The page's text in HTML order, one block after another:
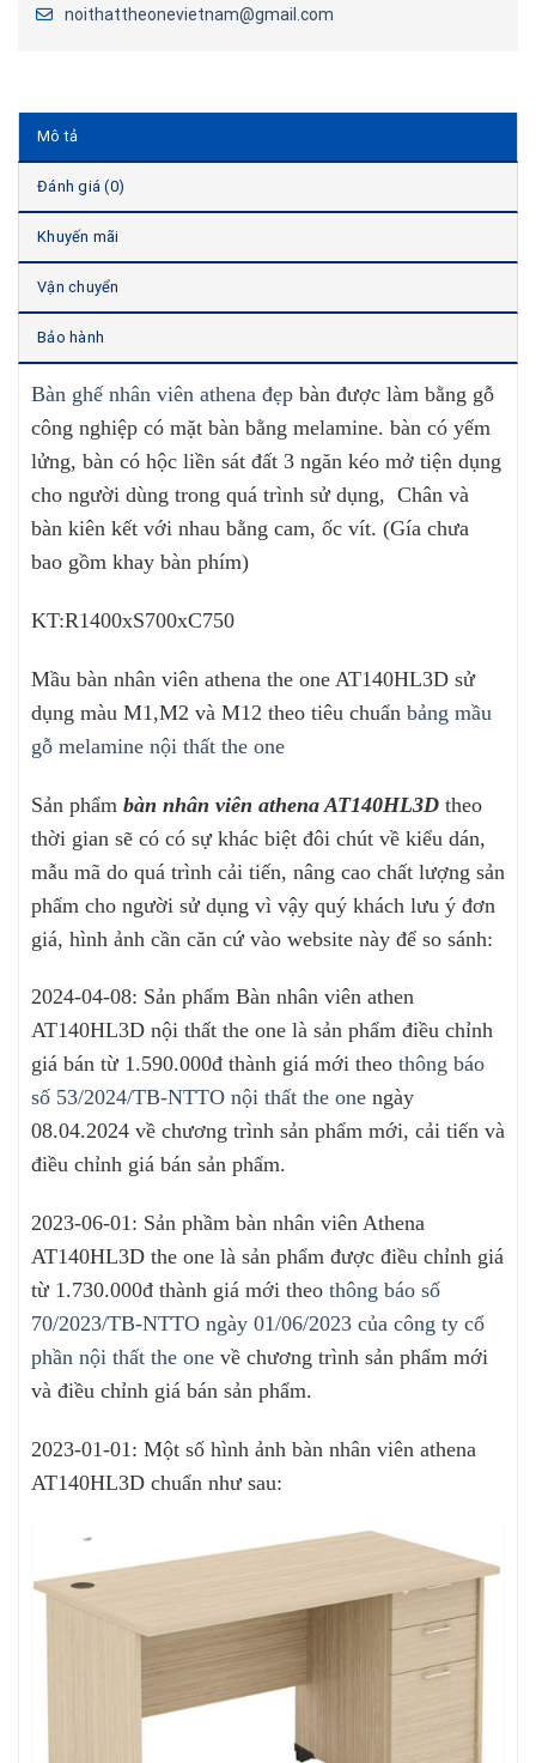
noithattheonevietnam@gmail.com
Mô tả
Đánh giá (0)
Khuyến mãi
Vận chuyển
Bảo hành
Bàn ghế nhân viên athena đẹp bàn được làm bằng gỗ
công nghiệp có mặt bàn bằng melamine. bàn có yếm
lửng, bàn có hộc liền sát đất 3 ngăn kéo mở tiện dụng
cho người dùng trong quá trình sử dụng, Chân và
bàn kiên kết với nhau bằng cam, ốc vít. (Gía chưa
bao gồm khay bàn phím)
KT:R1400xS700xC750
Mầu bàn nhân viên athena the one AT140HL3D sử
dụng màu M1,M2 và M12 theo tiêu chuẩn bảng mầu
gỗ melamine nội thất the one
Sản phẩm bàn nhân viên athena AT140HL3D theo
thời gian sẽ có có sự khác biệt đôi chút về kiểu dán,
mẫu mã do quá trình cải tiến, nâng cao chất lượng sản
phẩm cho người sử dụng vì vậy quý khách lưu ý đơn
giá, hình ảnh cần căn cứ vào website này để so sánh:
2024-04-08: Sản phẩm Bàn nhân viên athen
AT140HL3D nội thất the one là sản phẩm điều chỉnh
giá bán từ 1.590.000đ thành giá mới theo thông báo
số 53/2024/TB-NTTO nội thất the one ngày
08.04.2024 về chương trình sản phẩm mới, cải tiến và
điều chỉnh giá bán sản phẩm.
2023-06-01: Sản phầm bàn nhân viên Athena
AT140HL3D the one là sản phẩm được điều chỉnh giá
từ 1.730.000đ thành giá mới theo thông báo số
70/2023/TB-NTTO ngày 01/06/2023 của công ty cổ
phần nội thất the one về chương trình sản phẩm mới
và điều chỉnh giá bán sản phẩm.
2023-01-01: Một số hình ảnh bàn nhân viên athena
AT140HL3D chuẩn như sau: